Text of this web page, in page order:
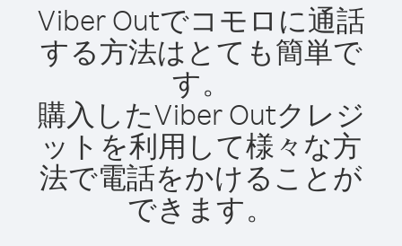
Viber Outでコモロに通話
する方法はとても簡単で
す。
購入したViber Outクレジ
ットを利用して様々な方
法で電話をかけることが
できます。